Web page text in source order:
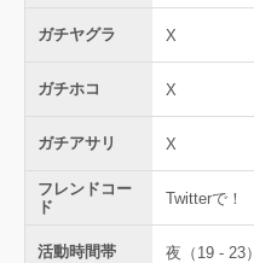
ガチヤグラ X
ガチホコ X
ガチアサリ X
フレンドコー
ド
Twitterで！
活動時間帯 夜（19 - 23）